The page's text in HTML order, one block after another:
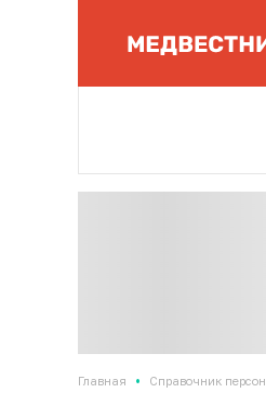
Главная • Справочник персон